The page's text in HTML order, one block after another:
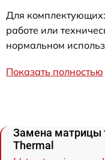
Для
работе или
нормальном
Показать полностью
Замена матрицы
Thermal